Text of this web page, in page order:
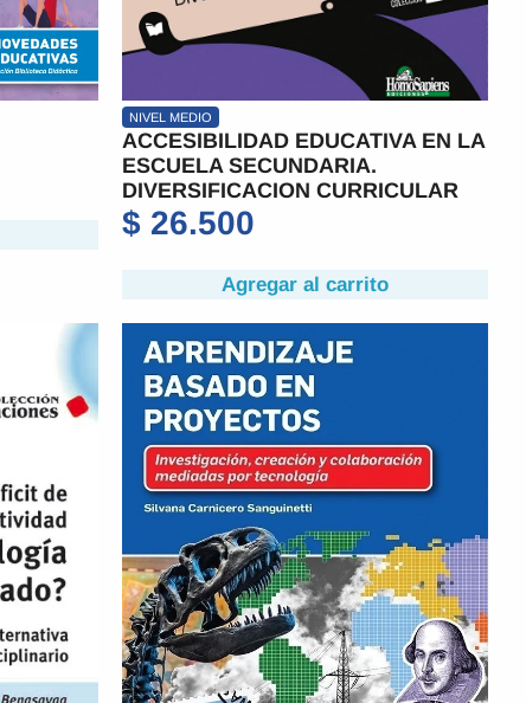
NIVEL MEDIO
ACCESIBILIDAD EDUCATIVA EN LA
ESCUELA SECUNDARIA.
DIVERSIFICACION CURRICULAR
$ 26.500
Agregar al carrito